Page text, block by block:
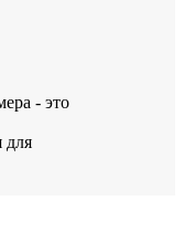
- это
для